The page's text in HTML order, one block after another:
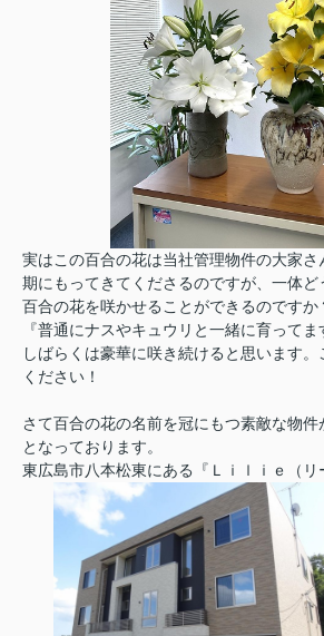
実はこの百合の花は当社管理物件の大家
期にもってきてくださるのですが、一体
百合の花を咲かせることができるのですか
『普通にナスやキュウリと一緒に育ってま
しばらくは豪華に咲き続けると思います
ください！
さて百合の花の名前を冠にもつ素敵な物
となっております。
東広島市八本松東にある『Ｌｉｌｉｅ（リ